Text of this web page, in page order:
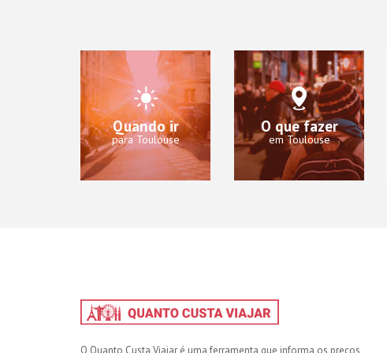
Quando ir
para Toulouse
O que fazer
em Toulouse
O Quanto Custa Viajar é uma ferramenta que informa os preços